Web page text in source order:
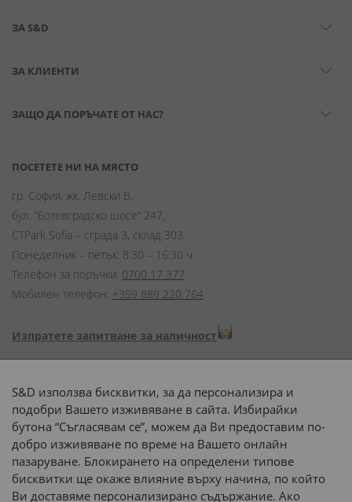
ЗА S&D
ЗА КЛИЕНТИ
ЗАЩО ДА ПОРЪЧАТЕ ОТ НАС?
ПОСЕТЕТЕ НИ НА МЯСТО
гр. София, жк. Левски В,
бул. “Ботевградско шосе” 247,
CTPark Sofia – сграда 3, склад 303
Понеделник – петък: 8:30 – 16:30 ч.
Телефон за поръчки: 0700 17 377
Мобилен телефон: +359 889 220 764
Изпратете запитване за наличност
Начини на плащане:
Доставка до адрес с:
S&D използва бисквитки, за да персонализира и
подобри Вашето изживяване в сайта. Избирайки
бутона “Съгласявам се”, можем да Ви предоставим по-
добро изживяване по време на Вашето онлайн
пазаруване. Блокирането на определени типове
бисквитки ще окаже влияние върху начина, по който
Ви доставяме персонализирано съдържание. Ако